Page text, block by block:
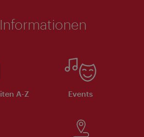
A-Z Events